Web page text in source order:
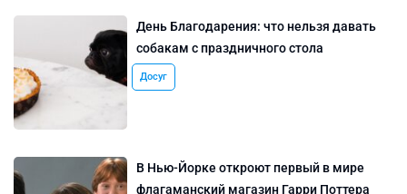
День Благодарения: что нельзя давать
собакам с праздничного стола
Досуг
В Нью-Йорке откроют первый в мире
флагаманский магазин Гарри Поттера